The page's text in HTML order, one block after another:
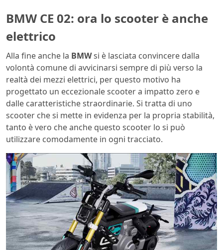
BMW CE 02: ora lo scooter è anche
elettrico
Alla fine anche la BMWsi è lasciata convincere dalla
volontà comune di avvicinarsi sempre di più verso la
realtà dei mezzi elettrici, per questo motivo ha
progettato un eccezionale scooter a impatto zero e
dalle caratteristiche straordinarie. Si tratta di uno
scooter che si mette in evidenza per la propria stabilità,
tanto è vero che anche questo scooter lo si può
utilizzare comodamente in ogni tracciato.